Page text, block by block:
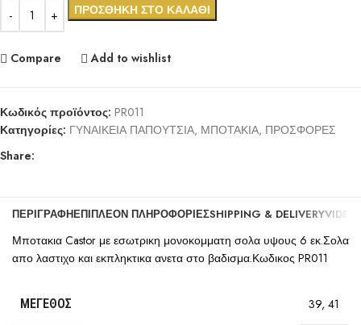
ΠΡΟΣΘΉΚΗ ΣΤΟ ΚΑΛΆΘΙ
Compare Add to wishlist
Κωδικός προϊόντος: PR011
Κατηγορίες: ΓΥΝΑΙΚΕΙΑ ΠΑΠΟΥΤΣΙΑ, ΜΠΟΤΑΚΙΑ, ΠΡΟΣΦΟΡΕΣ
Share:
ΠΕΡΙΓΡΑΦΉΕΠΙΠΛΈΟΝ ΠΛΗΡΟΦΟΡΊΕΣSHIPPING & DELIVERYVIDEO
Μποτακια Castor με εσωτρικη μονοκομματη σολα υψους 6 εκ.Σολα
απο λαστιχο και εκπληκτικα ανετα στο βαδισμα.Κωδικος PR011
ΜΈΓΕΘΟΣ 39, 41